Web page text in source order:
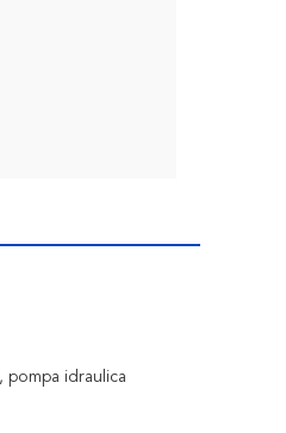
pompa idraulica